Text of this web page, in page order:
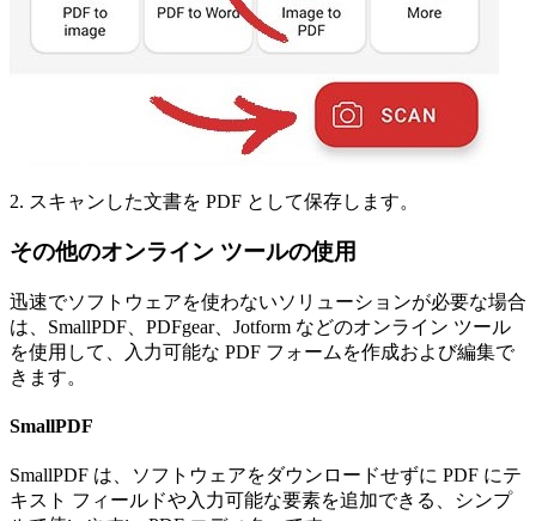
2. スキャンした文書を PDF として保存します。
その他のオンライン ツールの使用
迅速でソフトウェアを使わないソリューションが必要な場合
は、SmallPDF、PDFgear、Jotform などのオンライン ツール
を使用して、入力可能な PDF フォームを作成および編集で
きます。
SmallPDF
SmallPDF は、ソフトウェアをダウンロードせずに PDF にテ
キスト フィールドや入力可能な要素を追加できる、シンプ